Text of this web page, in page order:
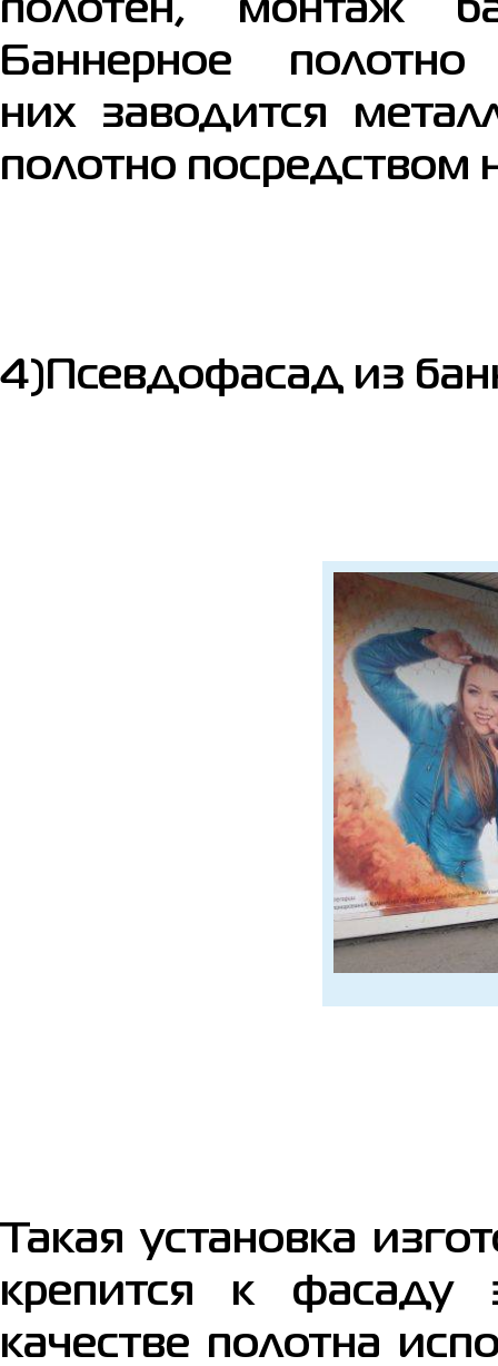
полотен, монтаж
Баннерное
них заводится
полотно посредством
4)Псевдофасад из
Такая установка
крепится к фасаду
качестве полотна